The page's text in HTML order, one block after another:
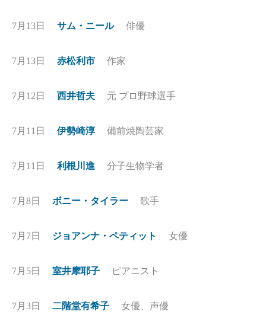
7月13日 サム・ニール 俳優
7月13日 赤松利市 作家
7月12日 西井哲夫 元 プロ野球選手
7月11日 伊勢崎淳 備前焼陶芸家
7月11日 利根川進 分子生物学者
7月8日 ボニー・タイラー 歌手
7月7日 ジョアンナ・ペティット 女優
7月5日 室井摩耶子 ピアニスト
7月3日 二階堂有希子 女優、声優